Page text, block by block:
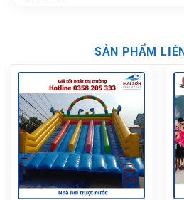
SẢN PHẨM